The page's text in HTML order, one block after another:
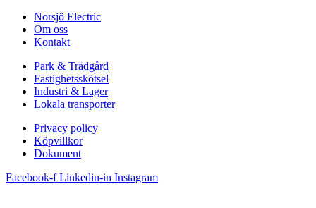
Norsjö Electric
Om oss
Kontakt
Park & Trädgård
Fastighetsskötsel
Industri & Lager
Lokala transporter
Privacy policy
Köpvillkor
Dokument
Facebook-f Linkedin-in Instagram